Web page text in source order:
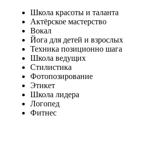
Школа красоты и таланта
Актёрское мастерство
Вокал
Йога для детей и взрослых
Техника позиционно шага
Школа ведущих
Стилистика
Фотопозирование
Этикет
Школа лидера
Логопед
Фитнес